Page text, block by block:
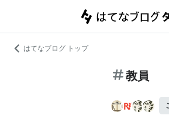
はてなブログ トップ
教員